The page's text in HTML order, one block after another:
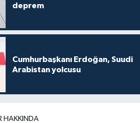
deprem
Cumhurbaşkanı Erdoğan, Suudi
Arabistan yolcusu
HAKKINDA